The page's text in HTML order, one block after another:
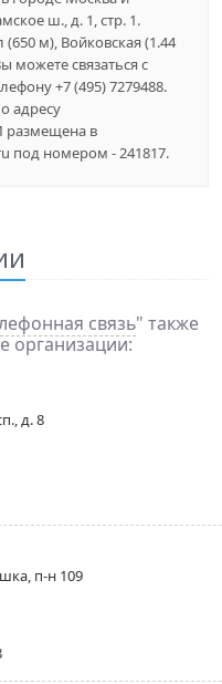
ш., д. 1, стр. 1.
м), Войковская (1.44
можете связаться с
+7 (495) 7279488.
адресу
размещена в
под номером - 241817.
связь" также
организации:
д. 8
п-н 109